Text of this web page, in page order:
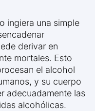
ingiera una simple
derivar en
mortales. Esto
el alcohol
y su cuerpo
adecuadamente las
alcohólicas.